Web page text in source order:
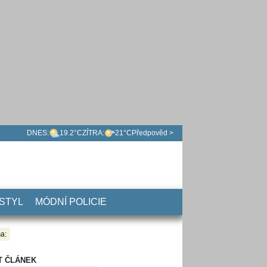
DNES: 19.2°CZÍTRA: 21°C Předpověd >
MÓDNÍ POLICIE
ČLÁNEK